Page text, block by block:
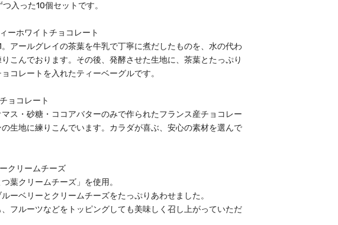
入った10個セットです。
ーホワイトチョコレート
。アールグレイの茶葉を牛乳で丁寧に煮だしたものを、水の代わ
りこんでおります。その後、発酵させた生地に、茶葉とたっぷり
コレートを入れたティーベーグルです。
ョコレート
ス・砂糖・ココアバターのみで作られたフランス産チョコレー
の生地に練りこんでいます。カラダが喜ぶ、安心の素材を選んで
クリームチーズ
葉クリームチーズ」を使用。
ーベリーとクリームチーズをたっぷりあわせました。
フルーツなどをトッピングしても美味しく召し上がっていただ